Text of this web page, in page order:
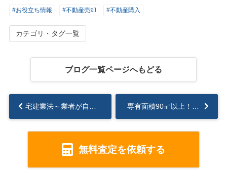
#お役立ち情報 #不動産売却 #不動産購入
カテゴリ・タグ一覧
ブログ一覧ページへもどる
無料査定を依頼する